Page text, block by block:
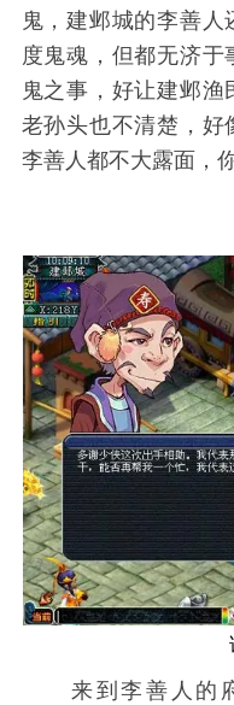
鬼，建邺城的李善
度鬼魂，但都无济
鬼之事，好让建邺渔
老孙头也不清楚，
李善人都不大露面，
来到李善人的